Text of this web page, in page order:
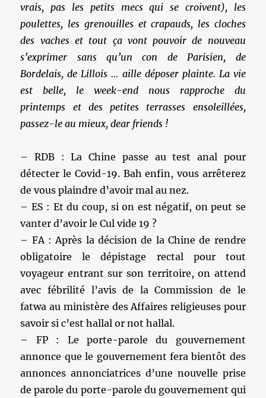
vrais, pas les petits mecs qui se croivent), les
poulettes, les grenouilles et crapauds, les cloches
des vaches et tout ça vont pouvoir de nouveau
s’exprimer sans qu’un con de Parisien, de
Bordelais, de Lillois … aille déposer plainte. La vie
est belle, le week-end nous rapproche du
printemps et des petites terrasses ensoleillées,
passez-le au mieux, dear friends !
– RDB : La Chine passe au test anal pour
détecter le Covid-19. Bah enfin, vous arrêterez
de vous plaindre d’avoir mal au nez.
– ES : Et du coup, si on est négatif, on peut se
vanter d’avoir le Cul vide 19 ?
– FA : Après la décision de la Chine de rendre
obligatoire le dépistage rectal pour tout
voyageur entrant sur son territoire, on attend
avec fébrilité l’avis de la Commission de le
fatwa au ministère des Affaires religieuses pour
savoir si c’est hallal or not hallal.
– FP : Le porte-parole du gouvernement
annonce que le gouvernement fera bientôt des
annonces annonciatrices d’une nouvelle prise
de parole du porte-parole du gouvernement qui